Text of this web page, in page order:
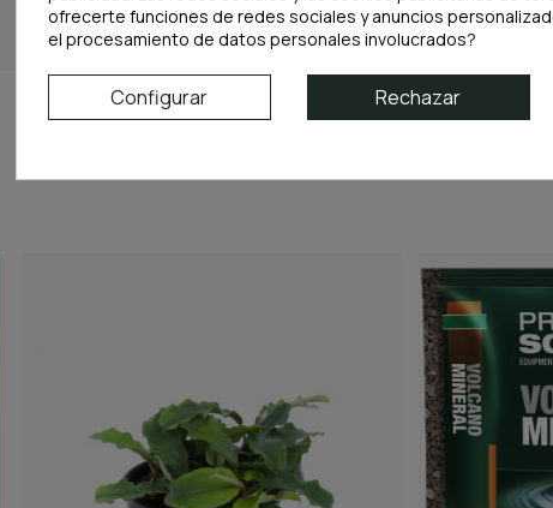
ofrecerte funciones de redes sociales y anuncios
el procesamiento de datos personales involucrados?
Configurar Rechazar